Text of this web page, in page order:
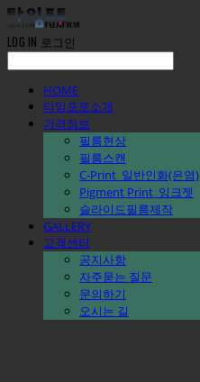
LOG IN 로그인
HOME
타임포토소개
가격정보
필름현상
필름스캔
C-Print_일반인화(은염)
Pigment Print_잉크젯
슬라이드필름제작
GALLERY
고객센터
공지사항
자주묻는 질문
문의하기
오시는 길